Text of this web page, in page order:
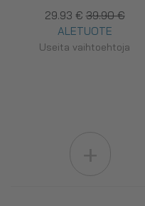
29.93 € 39.90 €
ALETUOTE
Useita vaihtoehtoja